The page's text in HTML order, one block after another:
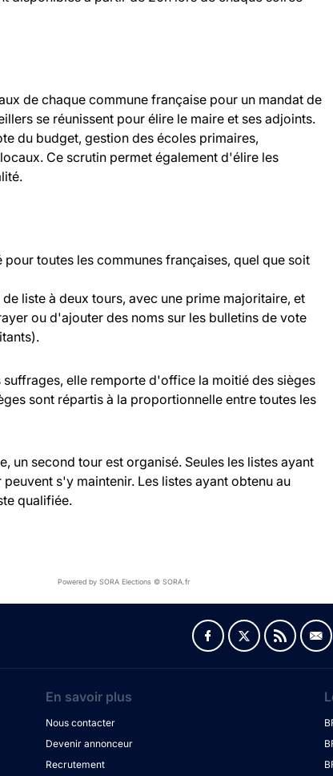
de chaque commune française pour un mandat de
se réunissent pour élire le maire et ses adjoints.
du budget, gestion des écoles primaires,
Ce scrutin permet également d'élire les
toutes les communes françaises, quel que soit
liste à deux tours, avec une prime majoritaire, et
ou d'ajouter des noms sur les bulletins de vote
elle remporte d'office la moitié des sièges
sont répartis à la proportionnelle entre toutes les
un second tour est organisé. Seules les listes ayant
s'y maintenir. Les listes ayant obtenu au
qualifiée.
Powered by SORA Elections © SORA.fr
En savoir plus
Nous contacter
Devenir annonceur
Recrutement